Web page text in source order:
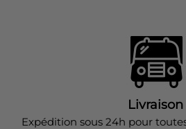
Livraison
Expédition sous 24h pour